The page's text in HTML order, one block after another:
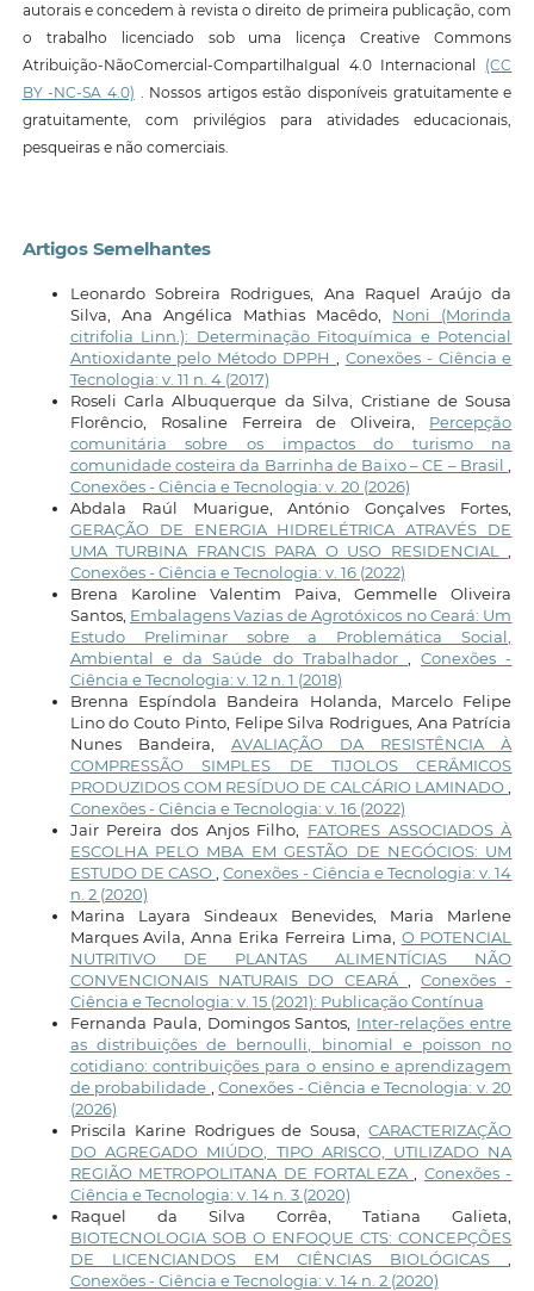
autorais e concedem à revista o direito de primeira publicação, com
o trabalho licenciado sob uma licença Creative Commons
Atribuição-NãoComercial-CompartilhaIgual 4.0 Internacional (CC
BY -NC-SA 4.0) . Nossos artigos estão disponíveis gratuitamente e
gratuitamente, com privilégios para atividades educacionais,
pesqueiras e não comerciais.
Artigos Semelhantes
Leonardo Sobreira Rodrigues, Ana Raquel Araújo da
Silva, Ana Angélica Mathias Macêdo, Noni (Morinda
citrifolia Linn.): Determinação Fitoquímica e Potencial
Antioxidante pelo Método DPPH
Conexões - Ciência e
Tecnologia: v. 11 n. 4 (2017)
Roseli Carla Albuquerque da Silva, Cristiane de Sousa
Florêncio, Rosaline Ferreira de Oliveira, Percepção
comunitária sobre os impactos do turismo na
comunidade costeira da Barrinha de Baixo – CE – Brasil
Conexões - Ciência e Tecnologia: v. 20 (2026)
Abdala Raúl Muarigue, António Gonçalves Fortes,
GERAÇÃO DE ENERGIA HIDRELÉTRICA ATRAVÉS DE
UMA TURBINA FRANCIS PARA O USO RESIDENCIAL
Conexões - Ciência e Tecnologia: v. 16 (2022)
Brena Karoline Valentim Paiva, Gemmelle Oliveira
Santos, Embalagens Vazias de Agrotóxicos no Ceará: Um
Estudo Preliminar sobre a Problemática Social,
Ambiental e da Saúde do Trabalhador
,Conexões -
Ciência e Tecnologia: v. 12 n. 1 (2018)
Brenna Espíndola Bandeira Holanda, Marcelo Felipe
Lino do Couto Pinto, Felipe Silva Rodrigues, Ana Patrícia
Nunes Bandeira, AVALIAÇÃO DA RESISTÊNCIA À
COMPRESSÃO SIMPLES DE TIJOLOS CERÂMICOS
PRODUZIDOS COM RESÍDUO DE CALCÁRIO LAMINADO
Conexões - Ciência e Tecnologia: v. 16 (2022)
Jair Pereira dos Anjos Filho, FATORES ASSOCIADOS À
ESCOLHA PELO MBA EM GESTÃO DE NEGÓCIOS: UM
ESTUDO DE CASO ,Conexões - Ciência e Tecnologia: v. 14
n. 2 (2020)
Marina Layara Sindeaux Benevides, Maria Marlene
Marques Avila, Anna Erika Ferreira Lima, O POTENCIAL
NUTRITIVO DE PLANTAS ALIMENTÍCIAS NÃO
CONVENCIONAIS NATURAIS DO CEARÁ
,Conexões -
Ciência e Tecnologia: v. 15 (2021): Publicação Contínua
Fernanda Paula, Domingos Santos, Inter-relações entre
as distribuições de bernoulli, binomial e poisson no
cotidiano: contribuições para o ensino e aprendizagem
de probabilidade
,Conexões - Ciência e Tecnologia: v. 20
(2026)
Priscila Karine Rodrigues de Sousa,CARACTERIZAÇÃO
DO AGREGADO MIÚDO, TIPO ARISCO, UTILIZADO NA
REGIÃO METROPOLITANA DE FORTALEZA
Conexões -
Ciência e Tecnologia: v. 14 n. 3 (2020)
Raquel da Silva Corrêa, Tatiana Galieta,
BIOTECNOLOGIA SOB O ENFOQUE CTS: CONCEPÇÕES
DE LICENCIANDOS EM CIÊNCIAS BIOLÓGICAS
Conexões - Ciência e Tecnologia: v. 14 n. 2 (2020)